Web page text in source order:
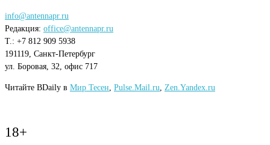
info@antennapr.ru
Редакция: office@antennapr.ru
T.: +7 812 909 5938
191119, Санкт-Петербург
ул. Боровая, 32, офис 717
Читайте BDaily в Мир Тесен Pulse.Mail.ru Zen.Yandex.ru
18+